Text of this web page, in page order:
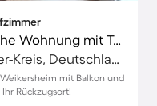
Kinderfreundliche gemütliche Wohnung mit Terrasse
Weikersheim, Main-Tauber-Kreis, Deutschland
mit Balkon und
Rückzugsort!